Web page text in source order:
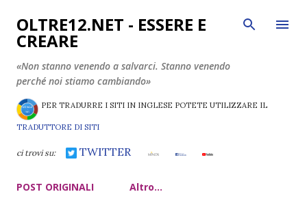
Passa ai contenuti principali
OLTRE12.NET - ESSERE E
CREARE
«Non stanno venendo a salvarci. Stanno venendo
perché noi stiamo cambiando»
PER TRADURRE I SITI IN INGLESE POTETE UTILIZZARE IL
TRADUTTORE DI SITI
ci trovi su: TWITTER
POST ORIGINALI Altro…